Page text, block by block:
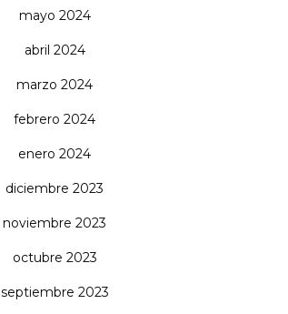
mayo 2024
abril 2024
marzo 2024
febrero 2024
enero 2024
diciembre 2023
noviembre 2023
octubre 2023
septiembre 2023